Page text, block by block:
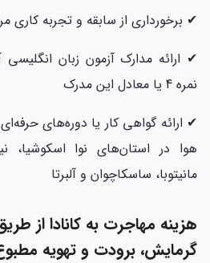
✔ برخورداری از سابقه و تجربه کاری
نمره 4 یا معادل این مدرک
✔ ارائه گواهی کار یا دوره‌های
هوا در استان‌های نوا اسکوشیا،
مانیتوبا، ساسکاچوان و آلبرتا
هزینه مهاجرت به کانادا از
گرمایش، برودت و تهویه